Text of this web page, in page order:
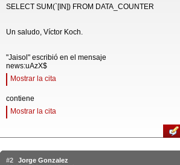
SELECT SUM(`[IN]) FROM DATA_COUNTER
Un saludo, Víctor Koch.
"Jaisol" escribió en el mensaje
news:uAzX$
Mostrar la cita
contiene
Mostrar la cita
#2
Jorge Gonzalez